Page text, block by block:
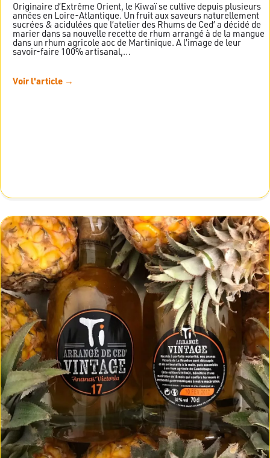
Originaire d’Extrême Orient, le Kiwaï se cultive depuis plusieurs
années en Loire-Atlantique. Un fruit aux saveurs naturellement
sucrées & acidulées que l’atelier des Rhums de Ced’ a décidé de
marier dans sa nouvelle recette de rhum arrangé à de la mangue
dans un rhum agricole aoc de Martinique. A l’image de leur
savoir-faire 100% artisanal,…
Voir l'article →